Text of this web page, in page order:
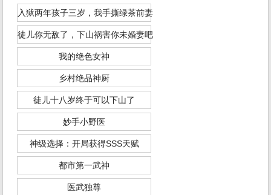
入狱两年孩子三岁，我手撕绿茶前妻
徒儿你无敌了，下山祸害你未婚妻吧
我的绝色女神
乡村绝品神厨
徒儿十八岁终于可以下山了
妙手小野医
神级选择：开局获得SSS天赋
都市第一武神
医武独尊